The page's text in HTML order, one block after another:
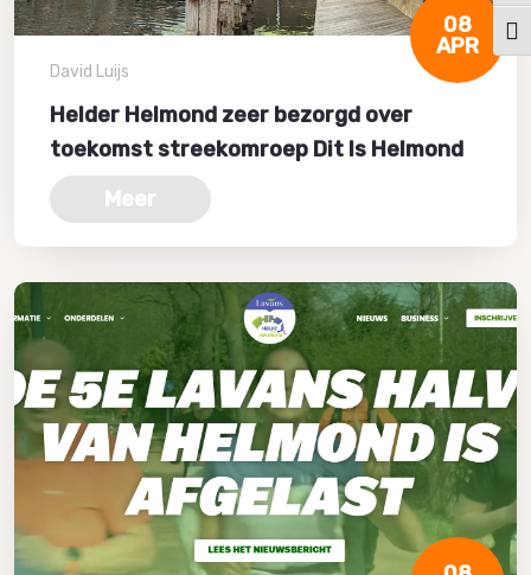
08
APR
David Luijs
Helder Helmond zeer bezorgd over
toekomst streekomroep Dit Is Helmond
Meer